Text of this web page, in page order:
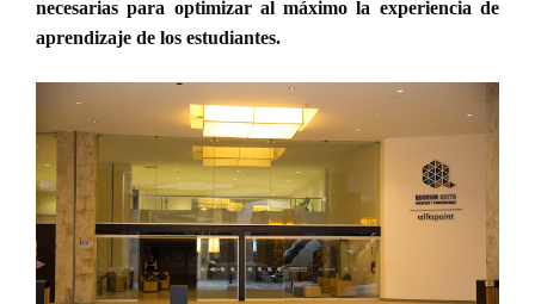
necesarias para optimizar al máximo la experiencia de
aprendizaje de los estudiantes.